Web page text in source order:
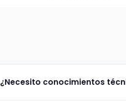
¿Necesito conocimientos